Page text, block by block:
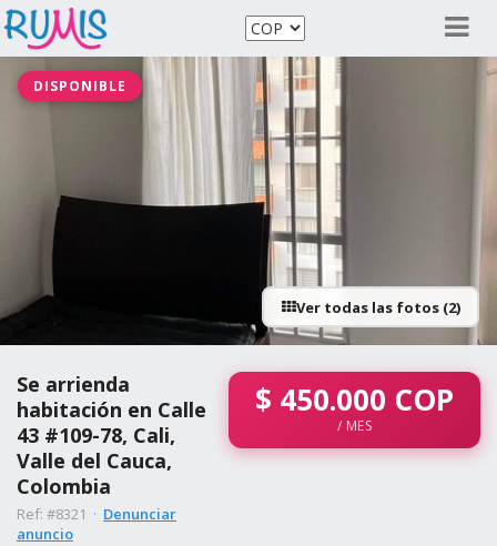
DISPONIBLE
Ver todas las fotos (2)
Se arrienda
habitación en Calle
43 #109-78, Cali,
Valle del Cauca,
Colombia
Ref: #8321 · Denunciar
anuncio
$ 450.000 COP
/ MES